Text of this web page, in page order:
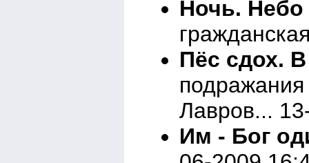
Ночь.
Пёс сдох.
Лавров...
Им - Бог